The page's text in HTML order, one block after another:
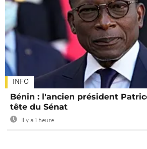
INFO
Bénin : l'ancien président
tête du Sénat
Il y a 1 heure